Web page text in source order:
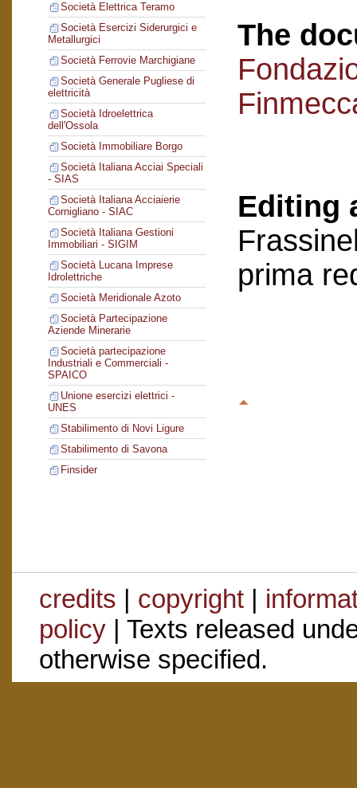
Società Elettrica Teramo
Società Esercizi Siderurgici e
Metallurgici
Società Ferrovie Marchigiane
Società Generale Pugliese di
elettricità
Società Idroelettrica
dell'Ossola
Società Immobiliare Borgo
Società Italiana Acciai Speciali
- SIAS
Società Italiana Acciaierie
Cornigliano - SIAC
Società Italiana Gestioni
Immobiliari - SIGIM
Società Lucana Imprese
Idrolettriche
Società Meridionale Azoto
Società Partecipazione
Aziende Minerarie
Società partecipazione
Industriali e Commerciali -
SPAICO
Unione esercizi elettrici -
UNES
Stabilimento di Novi Ligure
Stabilimento di Savona
Finsider
The
Editing
prima
credits | copyright|
policy| Texts released
otherwise specified.